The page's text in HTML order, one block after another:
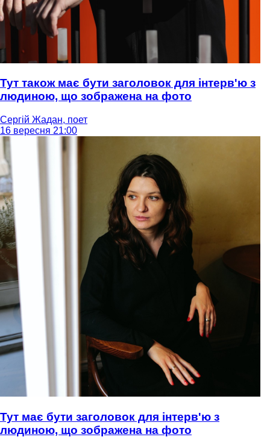
Тут також має бути заголовок для інтерв'ю з
людиною, що зображена на фото
Сергій Жадан, поет
16 вересня 21:00
Тут має бути заголовок для інтерв'ю з
людиною, що зображена на фото